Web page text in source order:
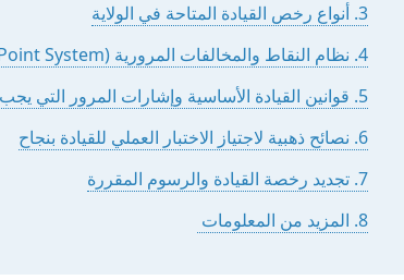
3. أنواع رخص القيادة المتاحة في الولاية
4. نظام النقاط والمخالفات المرورية (DMV Point System)
5. قوانين القيادة الأساسية وإشارات المرور التي يجب معرفتها
6. نصائح ذهبية لاجتياز الاختبار العملي للقيادة بنجاح
7. تجديد رخصة القيادة والرسوم المقررة
8. المزيد من المعلومات